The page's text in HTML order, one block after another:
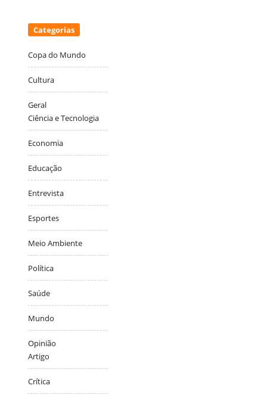
Categorias
Copa do Mundo
Cultura
Geral
Ciência e Tecnologia
Economia
Educação
Entrevista
Esportes
Meio Ambiente
Política
Saúde
Mundo
Opinião
Artigo
Crítica